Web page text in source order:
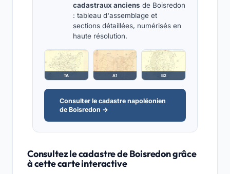
cadastraux anciens de Boisredon
: tableau d'assemblage et
sections détaillées, numérisés en
haute résolution.
TA A1 B2
Consulter le cadastre napoléonien
de Boisredon →
Consultez le cadastre de Boisredon grâce
à cette carte interactive